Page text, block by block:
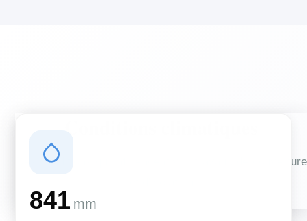
Des conditions qui influencent vos travaux de couverture
841 mm